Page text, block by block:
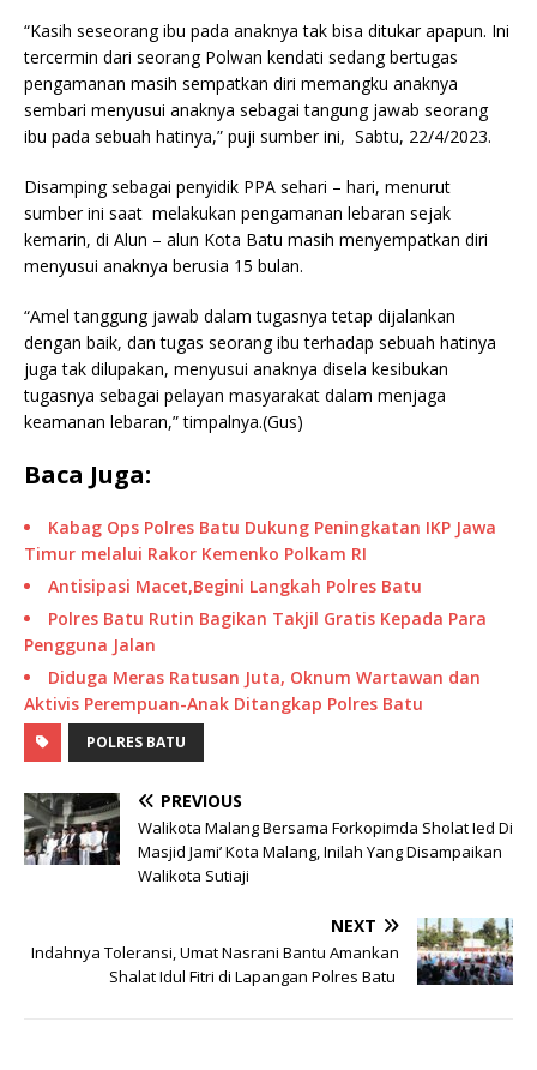
“Kasih seseorang ibu pada anaknya tak bisa ditukar apapun. Ini
tercermin dari seorang Polwan kendati sedang bertugas
pengamanan masih sempatkan diri memangku anaknya
sembari menyusui anaknya sebagai tangung jawab seorang
ibu pada sebuah hatinya,” puji sumber ini, Sabtu, 22/4/2023.
Disamping sebagai penyidik PPA sehari – hari, menurut
sumber ini saat melakukan pengamanan lebaran sejak
kemarin, di Alun – alun Kota Batu masih menyempatkan diri
menyusui anaknya berusia 15 bulan.
“Amel tanggung jawab dalam tugasnya tetap dijalankan
dengan baik, dan tugas seorang ibu terhadap sebuah hatinya
juga tak dilupakan, menyusui anaknya disela kesibukan
tugasnya sebagai pelayan masyarakat dalam menjaga
keamanan lebaran,” timpalnya.(Gus)
Baca Juga:
Kabag Ops Polres Batu Dukung Peningkatan IKP Jawa
Timur melalui Rakor Kemenko Polkam RI
Antisipasi Macet,Begini Langkah Polres Batu
Polres Batu Rutin Bagikan Takjil Gratis Kepada Para
Pengguna Jalan
Diduga Meras Ratusan Juta, Oknum Wartawan dan
Aktivis Perempuan-Anak Ditangkap Polres Batu
POLRES BATU
PREVIOUS
Walikota Malang Bersama Forkopimda Sholat Ied Di
Masjid Jami’ Kota Malang, Inilah Yang Disampaikan
Walikota Sutiaji
NEXT
Indahnya Toleransi, Umat Nasrani Bantu Amankan
Shalat Idul Fitri di Lapangan Polres Batu